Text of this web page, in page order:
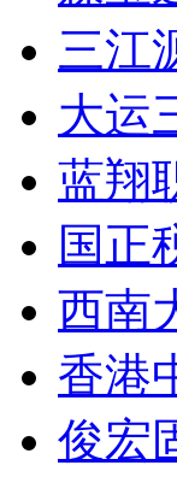
三江
大运
蓝翔
国正
西南
香港
俊宏